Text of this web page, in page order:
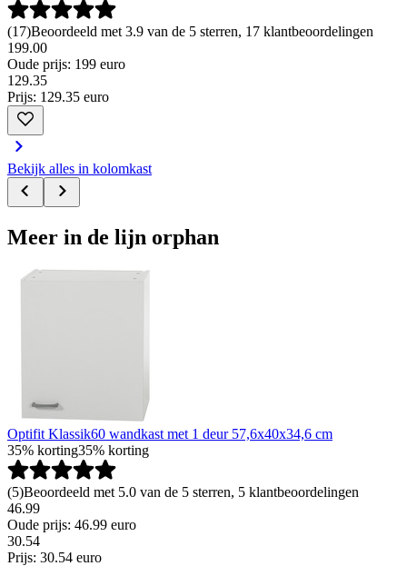
(17)Beoordeeld met 3.9 van de 5 sterren, 17 klantbeoordelingen
199.00
Oude prijs: 199 euro
129.35
Prijs: 129.35 euro
Bekijk alles in kolomkast
Meer in de lijn orphan
Optifit Klassik60 wandkast met 1 deur 57,6x40x34,6 cm
35% korting35% korting
(5)Beoordeeld met 5.0 van de 5 sterren, 5 klantbeoordelingen
46.99
Oude prijs: 46.99 euro
30.54
Prijs: 30.54 euro